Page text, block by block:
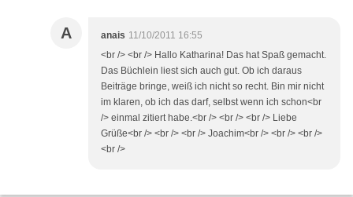
A anais 11/10/2011 16:55
<br /> <br /> Hallo Katharina! Das hat Spaß gemacht.
Das Büchlein liest sich auch gut. Ob ich daraus
Beiträge bringe, weiß ich nicht so recht. Bin mir nicht
im klaren, ob ich das darf, selbst wenn ich schon<br
/> einmal zitiert habe.<br /> <br /> <br /> Liebe
Grüße<br /> <br /> <br /> Joachim<br /> <br /> <br />
<br />